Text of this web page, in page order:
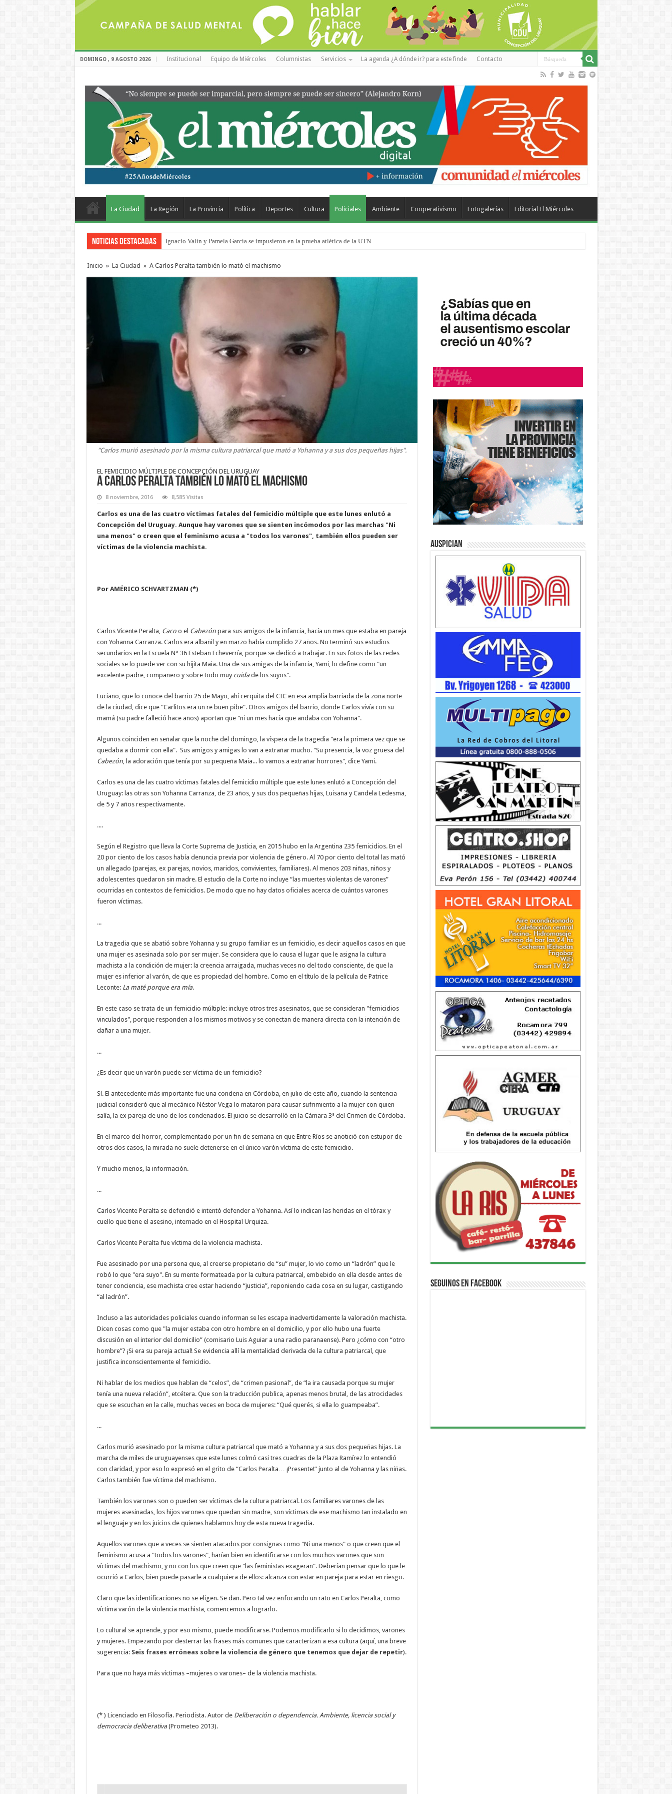
DOMINGO , 9 AGOSTO 2026 Institucional Equipo de Miércoles Columnistas Servicios La agenda ¿A dónde ir? para este finde Contacto
La Ciudad La Región La Provincia Política Deportes Cultura Policiales Ambiente Cooperativismo Fotogalerías Editorial El Miércoles
Noticias Destacadas Ignacio Valín y Pamela García se impusieron en la prueba atlética de la UTN
Inicio » La Ciudad » A Carlos Peralta también lo mató el machismo
"Carlos murió asesinado por la misma cultura patriarcal que mató a Yohanna y a sus dos pequeñas hijas".
EL FEMICIDIO MÚLTIPLE DE CONCEPCIÓN DEL URUGUAY
A Carlos Peralta también lo mató el machismo
8 noviembre, 2016 8,585 Visitas
Carlos es una de las cuatro víctimas fatales del femicidio múltiple que este lunes enlutó a
Concepción del Uruguay. Aunque hay varones que se sienten incómodos por las marchas "Ni
una menos" o creen que el feminismo acusa a "todos los varones", también ellos pueden ser
víctimas de la violencia machista.
Por AMÉRICO SCHVARTZMAN (*)
Carlos Vicente Peralta, Cacoo el Cabezónpara sus amigos de la infancia, hacía un mes que estaba en pareja
con Yohanna Carranza. Carlos era albañil y en marzo había cumplido 27 años. No terminó sus estudios
secundarios en la Escuela N° 36 Esteban Echeverría, porque se dedicó a trabajar. En sus fotos de las redes
sociales se lo puede ver con su hijita Maia. Una de sus amigas de la infancia, Yami, lo define como "un
excelente padre, compañero y sobre todo muy cuidade los suyos".
Luciano, que lo conoce del barrio 25 de Mayo, ahí cerquita del CIC en esa amplia barriada de la zona norte
de la ciudad, dice que "Carlitos era un re buen pibe". Otros amigos del barrio, donde Carlos vivía con su
mamá (su padre falleció hace años) aportan que "ni un mes hacía que andaba con Yohanna".
Algunos coinciden en señalar que la noche del domingo, la víspera de la tragedia "era la primera vez que se
quedaba a dormir con ella". Sus amigos y amigas lo van a extrañar mucho. "Su presencia, la voz gruesa del
Cabezón, la adoración que tenía por su pequeña Maia... lo vamos a extrañar horrores", dice Yami.
Carlos es una de las cuatro víctimas fatales del femicidio múltiple que este lunes enlutó a Concepción del
Uruguay: las otras son Yohanna Carranza, de 23 años, y sus dos pequeñas hijas, Luisana y Candela Ledesma,
de 5 y 7 años respectivamente.
....
Según el Registro que lleva la Corte Suprema de Justicia, en 2015 hubo en la Argentina 235 femicidios. En el
20 por ciento de los casos había denuncia previa por violencia de género. Al 70 por ciento del total las mató
un allegado (parejas, ex parejas, novios, maridos, convivientes, familiares). Al menos 203 niñas, niños y
adolescentes quedaron sin madre. El estudio de la Corte no incluye “las muertes violentas de varones”
ocurridas en contextos de femicidios. De modo que no hay datos oficiales acerca de cuántos varones
fueron víctimas.
...
La tragedia que se abatió sobre Yohanna y su grupo familiar es un femicidio, es decir aquellos casos en que
una mujer es asesinada solo por ser mujer. Se considera que lo causa el lugar que le asigna la cultura
machista a la condición de mujer: la creencia arraigada, muchas veces no del todo consciente, de que la
mujer es inferior al varón, de que es propiedad del hombre. Como en el título de la película de Patrice
Leconte: La maté porque era mía.
En este caso se trata de un femicidio múltiple: incluye otros tres asesinatos, que se consideran "femicidios
vinculados", porque responden a los mismos motivos y se conectan de manera directa con la intención de
dañar a una mujer.
...
¿Es decir que un varón puede ser víctima de un femicidio?
Sí. El antecedente más importante fue una condena en Córdoba, en julio de este año, cuando la sentencia
judicial consideró que al mecánico Néstor Vega lo mataron para causar sufrimiento a la mujer con quien
salía, la ex pareja de uno de los condenados. El juicio se desarrolló en la Cámara 3ª del Crimen de Córdoba.
En el marco del horror, complementado por un fin de semana en que Entre Ríos se anotició con estupor de
otros dos casos, la mirada no suele detenerse en el único varón víctima de este femicidio.
Y mucho menos, la información.
...
Carlos Vicente Peralta se defendió e intentó defender a Yohanna. Así lo indican las heridas en el tórax y
cuello que tiene el asesino, internado en el Hospital Urquiza.
Carlos Vicente Peralta fue víctima de la violencia machista.
Fue asesinado por una persona que, al creerse propietario de “su” mujer, lo vio como un “ladrón” que le
robó lo que "era suyo". En su mente formateada por la cultura patriarcal, embebido en ella desde antes de
tener conciencia, ese machista cree estar haciendo “justicia”, reponiendo cada cosa en su lugar, castigando
“al ladrón”.
Incluso a las autoridades policiales cuando informan se les escapa inadvertidamente la valoración machista.
Dicen cosas como que "la mujer estaba con otro hombre en el domicilio, y por ello hubo una fuerte
discusión en el interior del domicilio” (comisario Luis Aguiar a una radio paranaense). Pero ¿cómo con “otro
hombre”? ¡Si era su pareja actual! Se evidencia allí la mentalidad derivada de la cultura patriarcal, que
justifica inconscientemente el femicidio.
Ni hablar de los medios que hablan de “celos”, de “crimen pasional”, de “la ira causada porque su mujer
tenía una nueva relación”, etcétera. Que son la traducción publica, apenas menos brutal, de las atrocidades
que se escuchan en la calle, muchas veces en boca de mujeres: “Qué querés, si ella lo guampeaba”.
...
Carlos murió asesinado por la misma cultura patriarcal que mató a Yohanna y a sus dos pequeñas hijas. La
marcha de miles de uruguayenses que este lunes colmó casi tres cuadras de la Plaza Ramírez lo entendió
con claridad, y por eso lo expresó en el grito de “Carlos Peralta… ¡Presente!” junto al de Yohanna y las niñas.
Carlos también fue víctima del machismo.
También los varones son o pueden ser víctimas de la cultura patriarcal. Los familiares varones de las
mujeres asesinadas, los hijos varones que quedan sin madre, son víctimas de ese machismo tan instalado en
el lenguaje y en los juicios de quienes hablamos hoy de esta nueva tragedia.
Aquellos varones que a veces se sienten atacados por consignas como "Ni una menos" o que creen que el
feminismo acusa a "todos los varones", harían bien en identificarse con los muchos varones que son
víctimas del machismo, y no con los que creen que "las feministas exageran". Deberían pensar que lo que le
ocurrió a Carlos, bien puede pasarle a cualquiera de ellos: alcanza con estar en pareja para estar en riesgo.
Claro que las identificaciones no se eligen. Se dan. Pero tal vez enfocando un rato en Carlos Peralta, como
víctima varón de la violencia machista, comencemos a lograrlo.
Lo cultural se aprende, y por eso mismo, puede modificarse. Podemos modificarlo si lo decidimos, varones
y mujeres. Empezando por desterrar las frases más comunes que caracterizan a esa cultura (aquí, una breve
sugerencia: Seis frases erróneas sobre la violencia de género que tenemos que dejar de repetir).
Para que no haya más víctimas –mujeres o varones– de la violencia machista.
(* ) Licenciado en Filosofía. Periodista. Autor de Deliberación o dependencia. Ambiente, licencia social y
democracia deliberativa(Prometeo 2013).
Auspician
Seguinos en Facebook